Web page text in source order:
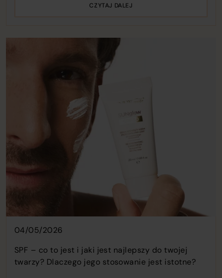
CZYTAJ DALEJ
04/05/2026
SPF – co to jest i jaki jest najlepszy do twojej
twarzy? Dlaczego jego stosowanie jest istotne?